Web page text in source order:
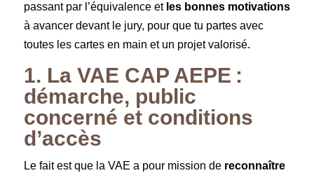
passant par l’équivalence et les bonnes motivations
à avancer devant le jury, pour que tu partes avec
toutes les cartes en main et un projet valorisé.
1. La VAE CAP AEPE :
démarche, public
concerné et conditions
d’accès
Le fait est que la VAE a pour mission de reconnaître